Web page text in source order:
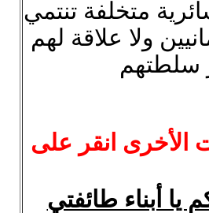
متخلفة تنتمي
ولا علاقة لهم
سلطتهم
الأخرى انقر على
يا أبناء طائفتي